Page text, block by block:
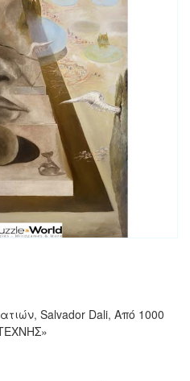
, Salvador Dali, Από 1000